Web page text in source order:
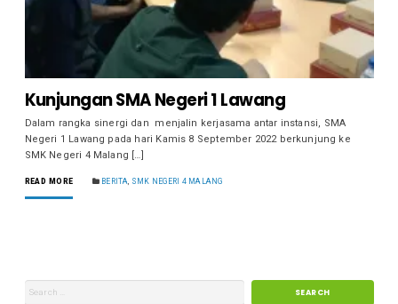
Kunjungan SMA Negeri 1 Lawang
Dalam rangka sinergi dan menjalin kerjasama antar instansi, SMA
Negeri 1 Lawang pada hari Kamis 8 September 2022 berkunjung ke
SMK Negeri 4 Malang […]
READ MORE BERITA, SMK NEGERI 4 MALANG